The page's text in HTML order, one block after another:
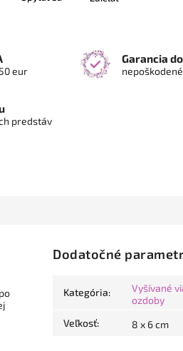
eur
Garancia
predstáv
Dodatočné
Kategória:
Vyšívané
ozdoby
Veľkosť: 8 x 6 cm